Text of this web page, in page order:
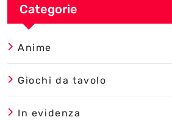
Categorie
Anime
Giochi da tavolo
In evidenza